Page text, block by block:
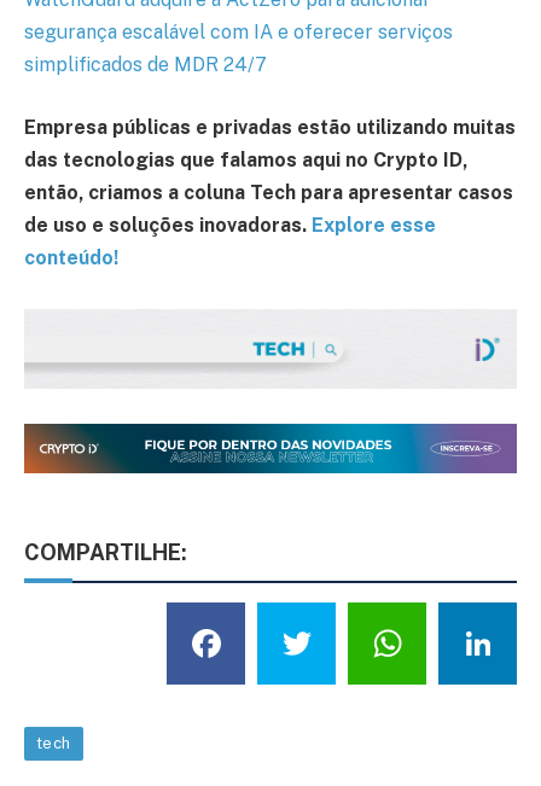
segurança escalável com IA e oferecer serviços
simplificados de MDR 24/7
Empresa públicas e privadas estão utilizando muitas
das tecnologias que falamos aqui no Crypto ID,
então, criamos a coluna Tech para apresentar casos
de uso e soluções inovadoras. Explore esse
conteúdo!
COMPARTILHE:
Facebook
Twitter
tech